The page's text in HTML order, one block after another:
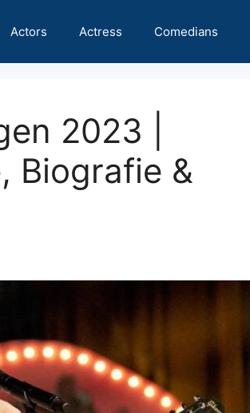
Actors Actress Comedians
2023 |
Biografie &